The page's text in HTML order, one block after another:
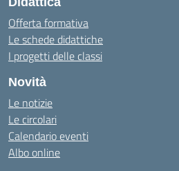
Offerta formativa
Le schede didattiche
I progetti delle classi
Novità
Le notizie
Le circolari
Calendario eventi
Albo online